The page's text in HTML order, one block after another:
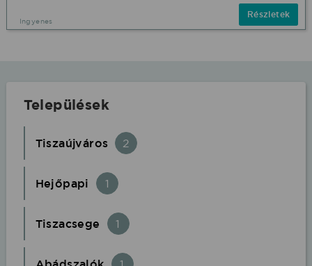
Ingyenes
Részletek
Települések
Tiszaújváros 2
Hejőpapi 1
Tiszacsege 1